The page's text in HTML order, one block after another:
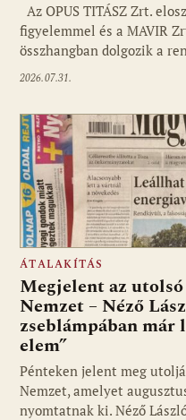
Az OPUS TITÁSZ Zrt.
figyelemmel és a MAVIR
összhangban dolgozik a
2026.07.31.
ÁTALAKÍTÁS
Megjelent az
Nemzet – Néző
zseblámpában
elem”
Pénteken jelent meg
Nemzet, amelyet
nyomtatnak ki. Néző